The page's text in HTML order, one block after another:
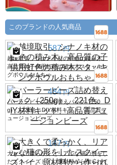
このブランドの人気商品
587 円
越境取引、シナノキ材の虹色の積み木、
高品質の子供用虹色の積み木スタッキン
グボウルおもちゃ。
484 円
パーラービーズ詰め替えパック（250
g）、221色、DIY材料キット、高品質フ
ュージョンビーズ
147 円
大きくて柔らかく、リアルな猫の形をし
たスクイーズトイ。原材料から作られて